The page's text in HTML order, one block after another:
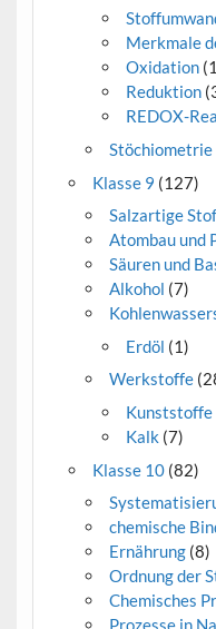
Merkmale
Oxidation
Reduktion
REDOX-
Stöchiometrie
Klasse 9 (127)
Salzartige
Atombau und
Säuren und
Alkohol (7)
Erdöl (1)
Werkstoffe
Kunststoffe
Kalk (7)
Klasse 10(82)
chemische
Ernährung (8)
Ordnung der
Chemisches
Prozesse in